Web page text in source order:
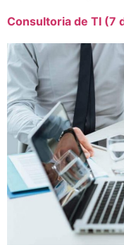
Consultoria de TI (7